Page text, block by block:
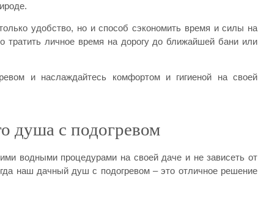
удобство, но и способ сэкономить время и силы на
тратить личное время на дорогу до ближайшей бани или
и наслаждайтесь комфортом и гигиеной на своей
душа с подогревом
водными процедурами на своей даче и не зависеть от
наш дачный душ с подогревом – это отличное решение